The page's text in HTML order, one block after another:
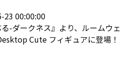
23 00:00:00
る-ダークネス』より、ルームウェ
Cute フィギュアに登場！